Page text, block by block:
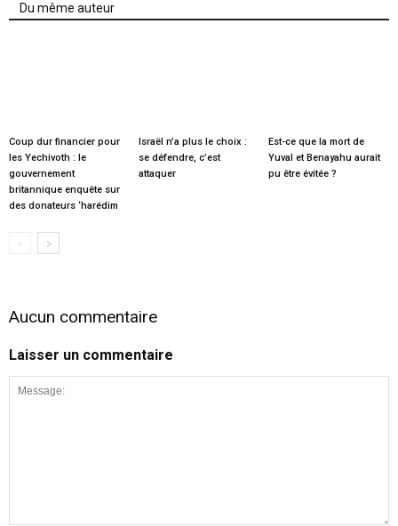
Du même auteur
Coup dur financier pour
les Yechivoth : le
gouvernement
britannique enquête sur
des donateurs ‘harédim
Israël n’a plus le choix :
se défendre, c’est
attaquer
Est-ce que la mort de
Yuval et Benayahu aurait
pu être évitée ?
Aucun commentaire
Laisser un commentaire